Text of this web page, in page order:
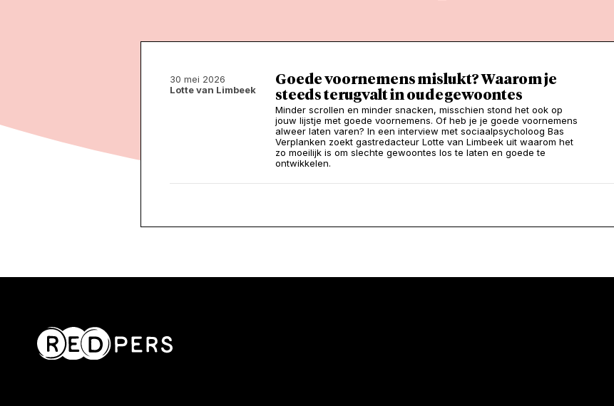
30 mei 2026
Lotte van Limbeek
Goede voornemens mislukt? Waarom je
steeds terugvalt in oude gewoontes
Minder scrollen en minder snacken, misschien stond het ook op
jouw lijstje met goede voornemens. Of heb je je goede voornemens
alweer laten varen? In een interview met sociaalpsycholoog Bas
Verplanken zoekt gastredacteur Lotte van Limbeek uit waarom het
zo moeilijk is om slechte gewoontes los te laten en goede te
ontwikkelen.